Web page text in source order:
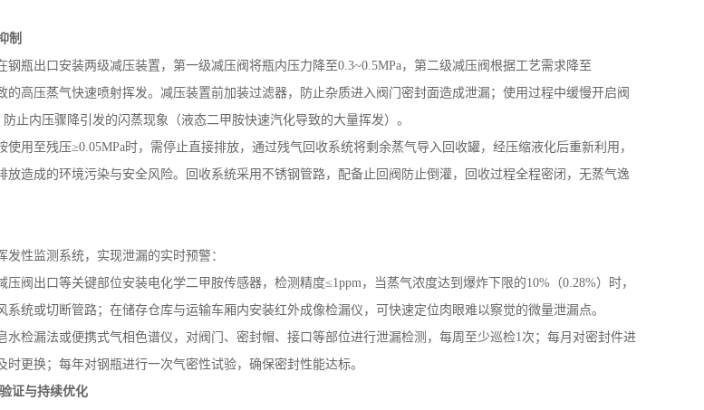
制
钢瓶出口安装两级减压装置，第一级减压阀将瓶内压力降至0.3~0.5MPa，第二级减压阀根据工艺需求降至
的高压蒸气快速喷射挥发。减压装置前加装过滤器，防止杂质进入阀门密封面造成泄漏；使用过程中缓慢开启阀
防止内压骤降引发的闪蒸现象（液态二甲胺快速汽化导致的大量挥发）。
使用至残压≥0.05MPa时，需停止直接排放，通过残气回收系统将剩余蒸气导入回收罐，经压缩液化后重新利用，
放造成的环境污染与安全风险。回收系统采用不锈钢管路，配备止回阀防止倒灌，回收过程全程密闭，无蒸气逸
性监测系统，实现泄漏的实时预警：
压阀出口等关键部位安装电化学二甲胺传感器，检测精度≤1ppm ，当蒸气浓度达到爆炸下限的10% （0.28%）时，
系统或切断管路；在储存仓库与运输车厢内安装红外成像检漏仪，可快速定位肉眼难以察觉的微量泄漏点。
水检漏法或便携式气相色谱仪，对阀门、密封帽、接口等部位进行泄漏检测，每周至少巡检1 次；每月对密封件进
更换；每年对钢瓶进行一次气密性试验，确保密封性能达标。
证与持续优化